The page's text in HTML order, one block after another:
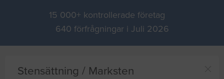
15 000+ kontrollerade företag
640 förfrågningar i Juli 2026
Stensättning / Marksten